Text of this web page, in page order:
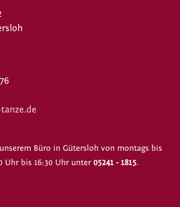
Büro in Gütersloh von montags bis
Uhr bis 16:30 Uhr unter05241 - 1815.